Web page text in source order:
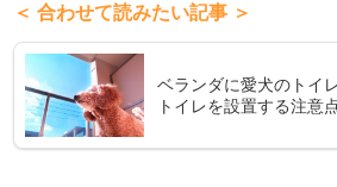
＜ 合わせて読みたい記事 ＞
ベランダに愛犬のトイ
トイレを設置する注意